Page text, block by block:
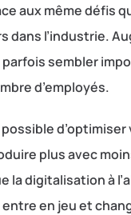
aux même défis
dans l’industrie.
sembler
d’employés.
plus avec
la digitalisation à
en jeu et